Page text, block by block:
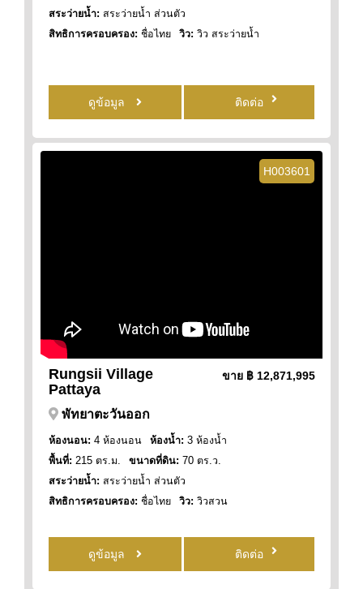
สระว่ายน้ำ: สระว่ายน้ำ ส่วนตัว
สิทธิการครอบครอง: ชื่อไทย วิว: วิว สระว่ายน้ำ
ดูข้อมูล ติดต่อ
H003601
Rungsii Village
Pattaya
ขาย ฿ 12,871,995
พัทยาตะวันออก
ห้องนอน: 4 ห้องนอน ห้องน้ำ: 3 ห้องน้ำ
พื้นที่: 215 ตร.ม. ขนาดที่ดิน: 70 ตร.ว.
สระว่ายน้ำ: สระว่ายน้ำ ส่วนตัว
สิทธิการครอบครอง: ชื่อไทย วิว: วิวสวน
ดูข้อมูล ติดต่อ